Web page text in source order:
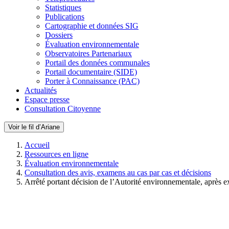
Statistiques
Publications
Cartographie et données SIG
Dossiers
Évaluation environnementale
Observatoires Partenariaux
Portail des données communales
Portail documentaire (SIDE)
Porter à Connaissance (PAC)
Actualités
Espace presse
Consultation Citoyenne
Voir le fil d’Ariane
Accueil
Ressources en ligne
Évaluation environnementale
Consultation des avis, examens au cas par cas et décisions
Arrêté portant décision de l’Autorité environnementale, après